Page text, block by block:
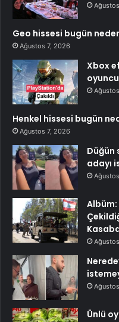
Geo hissesi bugün
Ağustos 7, 2026
Xbox
Henkel hissesi bugün
Ağustos 7, 2026
Düğün
adayı
Albüm:
Ünlü